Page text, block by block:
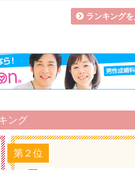
ランキング
ング
第２位